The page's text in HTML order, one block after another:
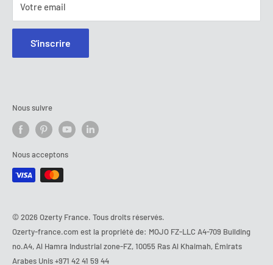
Votre email
S'inscrire
Nous suivre
Nous acceptons
© 2026 Ozerty France. Tous droits réservés.
Ozerty-france.com est la propriété de: MOJO FZ-LLC A4-709 Building
no.A4, Al Hamra Industrial zone-FZ, 10055 Ras Al Khaimah, Émirats
Arabes Unis+971 42 41 59 44